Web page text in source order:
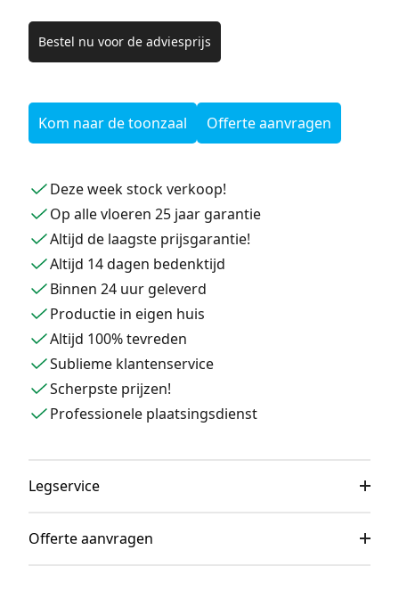
Bestel nu voor de adviesprijs
Kom naar de toonzaal Offerte aanvragen
Deze week stock verkoop!
Op alle vloeren 25 jaar garantie
Altijd de laagste prijsgarantie!
Altijd 14 dagen bedenktijd
Binnen 24 uur geleverd
Productie in eigen huis
Altijd 100% tevreden
Sublieme klantenservice
Scherpste prijzen!
Professionele plaatsingsdienst
Legservice
Offerte aanvragen